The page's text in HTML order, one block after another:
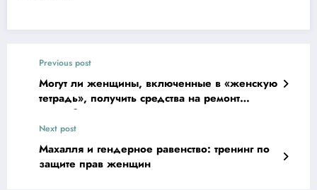
Previous post
Могут ли женщины, включенные в «женскую
тетрадь», получить средства на ремонт
жилья?
Next post
Махалля и гендерное равенство: тренинг по
защите прав женщин